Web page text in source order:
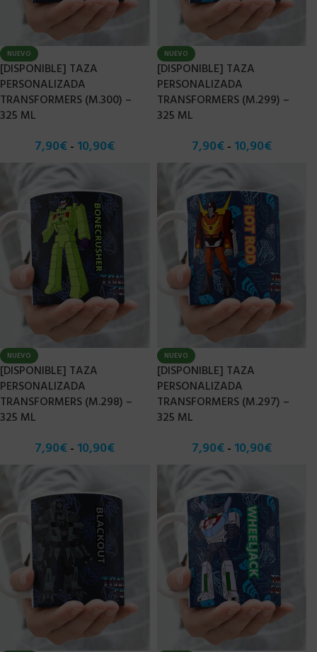
NUEVO
[DISPONIBLE] TAZA
PERSONALIZADA
TRANSFORMERS (M.300) –
325 ML
7,90€- 10,90€
NUEVO
[DISPONIBLE] TAZA
PERSONALIZADA
TRANSFORMERS (M.299) –
325 ML
7,90€ - 10,90€
NUEVO
[DISPONIBLE] TAZA
PERSONALIZADA
TRANSFORMERS (M.298) –
325 ML
7,90€- 10,90€
NUEVO
[DISPONIBLE] TAZA
PERSONALIZADA
TRANSFORMERS (M.297) –
325 ML
7,90€ - 10,90€